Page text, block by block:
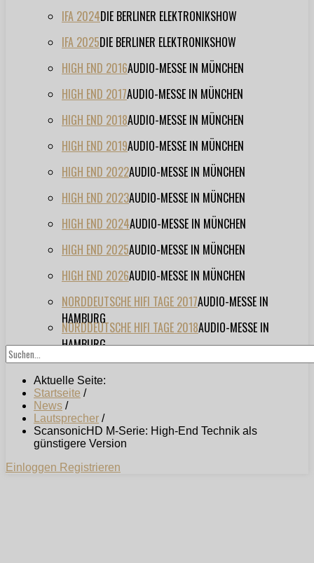
IFA 2024DIE BERLINER ELEKTRONIKSHOW
IFA 2025DIE BERLINER ELEKTRONIKSHOW
HIGH END 2016AUDIO-MESSE IN MÜNCHEN
HIGH END 2017AUDIO-MESSE IN MÜNCHEN
HIGH END 2018AUDIO-MESSE IN MÜNCHEN
HIGH END 2019AUDIO-MESSE IN MÜNCHEN
HIGH END 2022AUDIO-MESSE IN MÜNCHEN
HIGH END 2023AUDIO-MESSE IN MÜNCHEN
HIGH END 2024AUDIO-MESSE IN MÜNCHEN
HIGH END 2025AUDIO-MESSE IN MÜNCHEN
HIGH END 2026AUDIO-MESSE IN MÜNCHEN
NORDDEUTSCHE HIFI TAGE 2017AUDIO-MESSE IN
HAMBURG
NORDDEUTSCHE HIFI TAGE 2018AUDIO-MESSE IN
HAMBURG
Aktuelle Seite:
Startseite /
News /
Lautsprecher /
ScansonicHD M-Serie: High-End Technik als
günstigere Version
Einloggen Registrieren